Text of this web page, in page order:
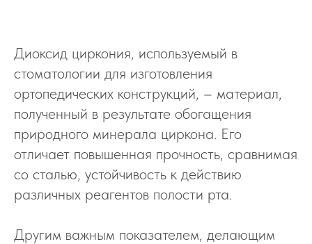
Диоксид циркония, используемый в
стоматологии для изготовления
ортопедических конструкций, – материал,
полученный в результате обогащения
природного минерала циркона. Его
отличает повышенная прочность, сравнимая
со сталью, устойчивость к действию
различных реагентов полости рта.
Другим важным показателем, делающим